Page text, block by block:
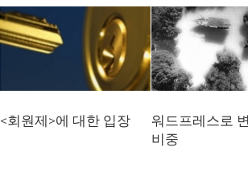
<회원제>에 대한 입장
워드프레스로
비중